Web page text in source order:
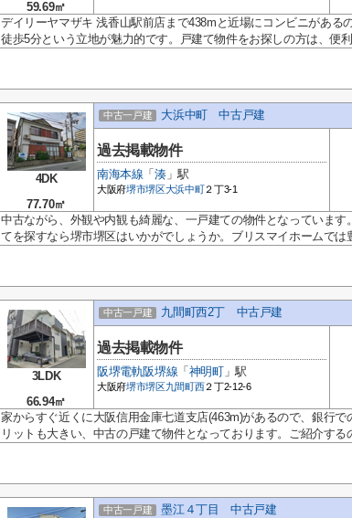
59.69㎡
デイリーヤマザキ 浅香山駅前店まで438mと近場にコンビニがある
徒歩5分という立地が魅力的です。戸建て物件をお探しの方は、便
4DK
77.70㎡
中古一戸建 大浜中町 中古戸建
過去掲載物件
南海本線 「湊」駅
大阪府堺市堺区大浜中町 ２丁3-1
中古ながら、外観や内観も綺麗な、一戸建ての物件となっていま
てを探すなら堺市堺区はいかがでしょうか。ブリスマイホームでは
3LDK
66.94㎡
中古一戸建 九間町西2丁 中古戸建
過去掲載物件
阪堺電軌阪堺線 「 神明町」駅
大阪府堺市堺区 九間町西２丁2-12-6
家からすぐ近くに大阪信用金庫七道支店(463m)があるので、銀行
リットも大きい、中古の戸建て物件となっております。ご紹介する
中古一戸建 墨江４丁目 中古戸建